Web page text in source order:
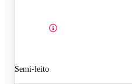
Semi-leito